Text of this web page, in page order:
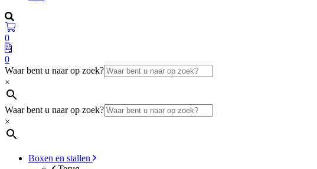
0
0
Waar bent u naar op zoek?
×
Waar bent u naar op zoek?
×
Boxen en stallen